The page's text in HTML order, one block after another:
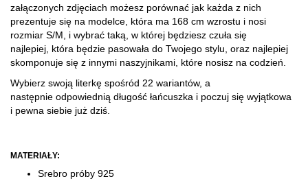
załączonych zdjęciach możesz porównać jak każda z nich
prezentuje się na modelce, która ma 168 cm wzrostu i nosi
rozmiar S/M, i wybrać taką, w której będziesz czuła się
najlepiej, która będzie pasowała do Twojego stylu, oraz najlepiej
skomponuje się z innymi naszyjnikami, które nosisz na codzień.
Wybierz swoją literkę spośród 22 wariantów, a
następnie odpowiednią długość łańcuszka i poczuj się wyjątkowa
i pewna siebie już dziś.
MATERIAŁY:
Srebro próby 925